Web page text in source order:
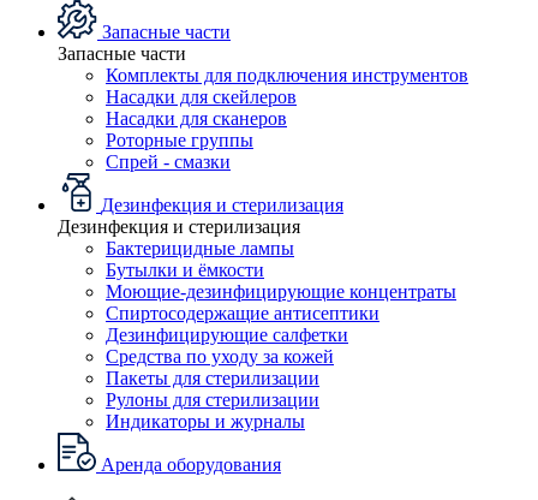
Запасные части
Запасные части
Комплекты для подключения инструментов
Насадки для скейлеров
Насадки для сканеров
Роторные группы
Спрей - смазки
Дезинфекция и стерилизация
Дезинфекция и стерилизация
Бактерицидные лампы
Бутылки и ёмкости
Моющие-дезинфицирующие концентраты
Спиртосодержащие антисептики
Дезинфицирующие салфетки
Средства по уходу за кожей
Пакеты для стерилизации
Рулоны для стерилизации
Индикаторы и журналы
Аренда оборудования